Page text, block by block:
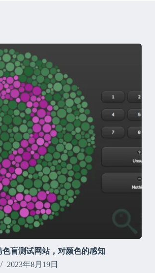
盲测试网站，对颜色的感知
2023年8月19日